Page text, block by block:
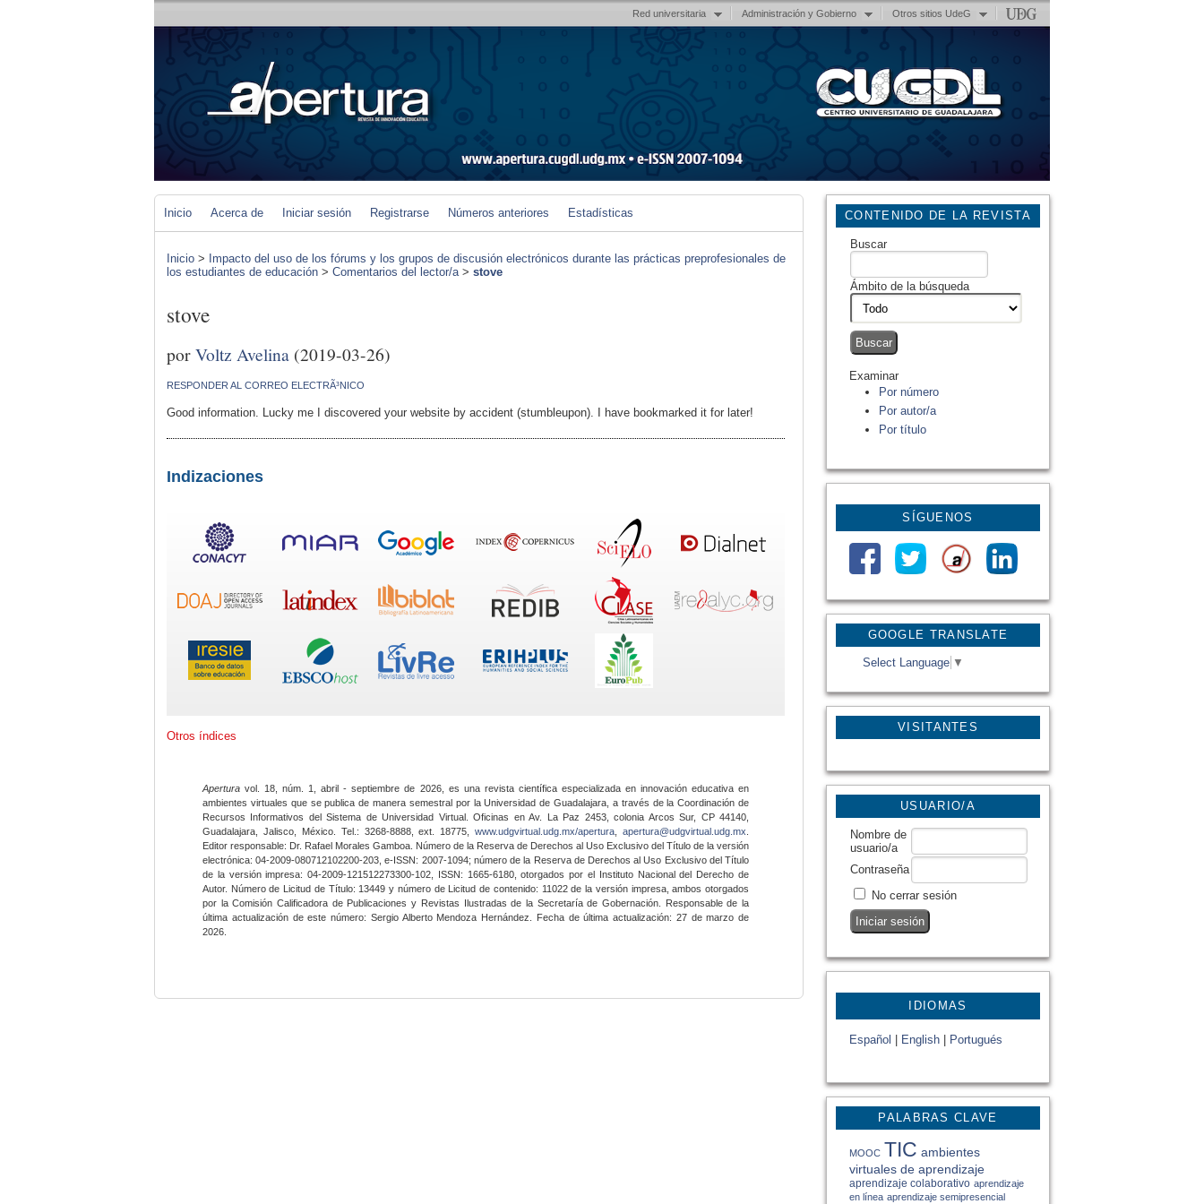
Red universitaria Administración y Gobierno Otros sitios UdeG
GOOGLE TRANSLATE
Select Language ▼
VISITANTES
CONTENIDO DE LA REVISTA
Buscar
Ámbito de la búsqueda
Examinar
Por número
Por autor/a
Por título
SÍGUENOS
USUARIO/A
Nombre de
usuario/a
Contraseña
No cerrar sesión
IDIOMAS
Español English Portugués
PALABRAS CLAVE
MOOC TIC ambientes
virtuales de aprendizaje
aprendizaje colaborativo aprendizaje
en línea aprendizaje semipresencial
Inicio Acerca de Iniciar sesión Registrarse Números anteriores Estadísticas
Inicio > Impacto del uso de los fórums y los grupos de discusión electrónicos durante las prácticas preprofesionales de
los estudiantes de educación > Comentarios del lector/a> stove
stove
porVoltz Avelina (2019-03-26)
RESPONDER AL CORREO ELECTRÃ³NICO
Good information. Lucky me I discovered your website by accident (stumbleupon). I have bookmarked it for later!
Indizaciones
Otros índices
Apertura vol. 18, núm. 1, abril - septiembre de 2026, es una revista científica especializada en innovación educativa en
ambientes virtuales que se publica de manera semestral por la Universidad de Guadalajara, a través de la Coordinación de
Recursos Informativos del Sistema de Universidad Virtual. Oficinas en Av. La Paz 2453, colonia Arcos Sur, CP 44140,
Guadalajara, Jalisco, México. Tel.: 3268-8888, ext. 18775,www.udgvirtual.udg.mx/apertura apertura@udgvirtual.udg.mx
Editor responsable: Dr. Rafael Morales Gamboa. Número de la Reserva de Derechos al Uso Exclusivo del Título de la versión
electrónica: 04-2009-080712102200-203, e-ISSN: 2007-1094; número de la Reserva de Derechos al Uso Exclusivo del Título
de la versión impresa: 04-2009-121512273300-102, ISSN: 1665-6180, otorgados por el Instituto Nacional del Derecho de
Autor. Número de Licitud de Título: 13449 y número de Licitud de contenido: 11022 de la versión impresa, ambos otorgados
por la Comisión Calificadora de Publicaciones y Revistas Ilustradas de la Secretaría de Gobernación. Responsable de la
última actualización de este número: Sergio Alberto Mendoza Hernández. Fecha de última actualización: 27 de marzo de
2026.